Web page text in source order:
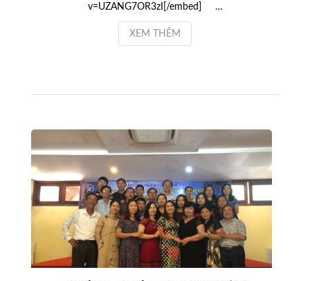
v=UZANG7OR3zI[/embed] …
XEM THÊM